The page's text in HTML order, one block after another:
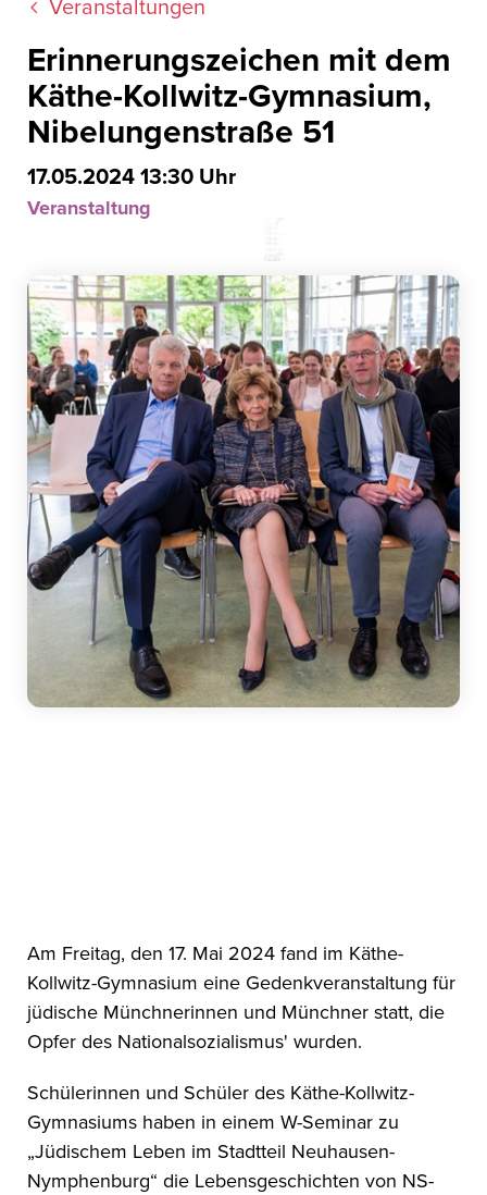
Veranstaltungen
Erinnerungszeichen mit dem
Käthe-Kollwitz-Gymnasium,
Nibelungenstraße 51
17.05.2024 13:30 Uhr
Veranstaltung
Am Freitag, den 17. Mai 2024 fand im Käthe-
Kollwitz-Gymnasium eine Gedenkveranstaltung für
jüdische Münchnerinnen und Münchner statt, die
Opfer des Nationalsozialismus' wurden.
Schülerinnen und Schüler des Käthe-Kollwitz-
Gymnasiums haben in einem W-Seminar zu
„Jüdischem Leben im Stadtteil Neuhausen-
Nymphenburg“ die Lebensgeschichten von NS-